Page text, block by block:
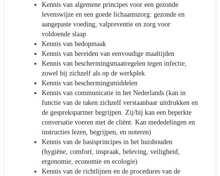
Kennis van algemene principes voor een gezonde
levenswijze en een goede lichaamszorg: gezonde en
aangepaste voeding, valpreventie en zorg voor
voldoende slaap
Kennis van bedopmaak
Kennis van bereiden van eenvoudige maaltijden
Kennis van beschermingsmaatregelen tegen infectie,
zowel bij zichzelf als op de werkplek
Kennis van beschermingsmiddelen
Kennis van communicatie in het Nederlands (kan in
functie van de taken zichzelf verstaanbaar uitdrukken en
de gesprekspartner begrijpen. Zij/hij kan een beperkte
conversatie voeren met de cliënt. Kan mededelingen en
instructies lezen, begrijpen, en noteren)
Kennis van de basisprincipes in het huishouden
(hygiëne, comfort, inspraak, beleving, veiligheid,
ergonomie, economie en ecologie)
Kennis van de richtlijnen en de procedures van de